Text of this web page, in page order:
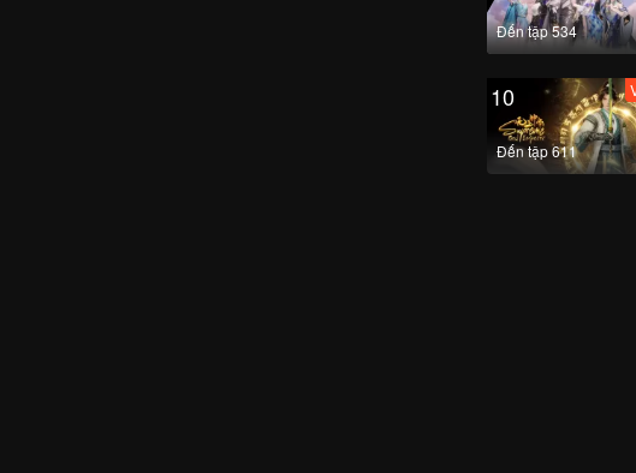
Đến tập 534
10
Đến tập 611